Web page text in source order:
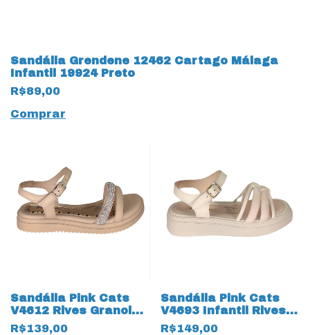
Sandália Grendene 12462 Cartago Málaga
Infantil 19924 Preto
R$89,00
Comprar
Sandália Pink Cats
V4612 Rives Granola
17839 Bege
R$139,00
Sandália Pink Cats
V4693 Infantil Rives
Tule 17838 Bege
R$149,00